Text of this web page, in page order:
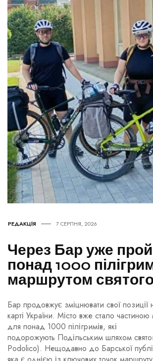
РЕДАКЦІЯ 7 СЕРПНЯ, 2026
Через Бар уже
понад 1000
маршрутом
Бар продовжує зміцнювати свої позиції
карті України. Місто вже стало
для понад 1000 пілігримів, які
подорожують Подільським шляхом
Podolico). Нещодавно до Барської